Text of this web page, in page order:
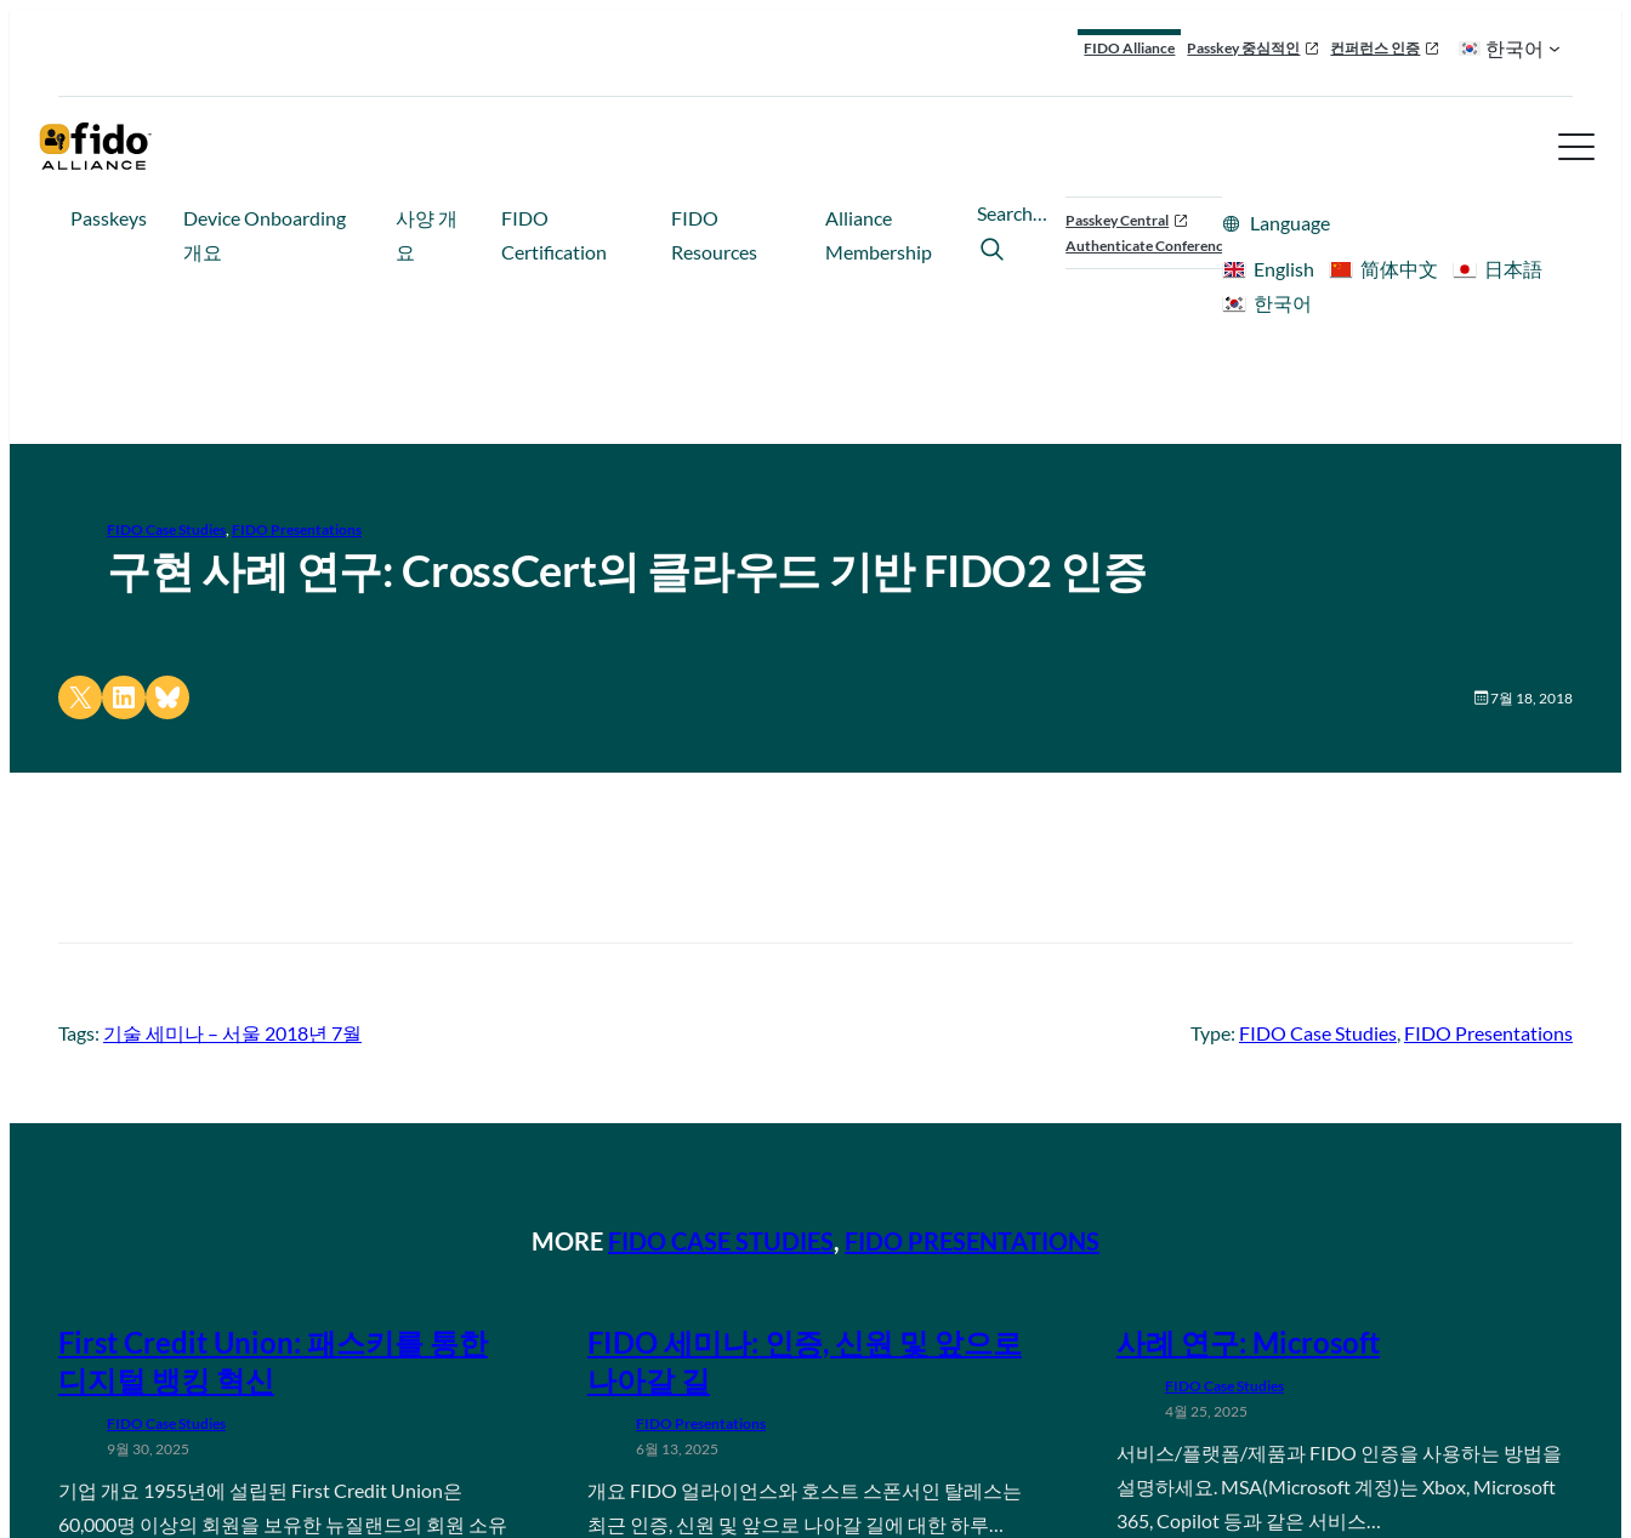
FIDO Alliance Passkey 중심적인 컨퍼런스 인증 한국어
Passkeys
Device Onboarding
개요
사양 개
요
FIDO
Certification
FIDO
Resources
Alliance
Membership
Search…
Passkey Central
Authenticate Conference
Language
English
简体中文
日本語
한국어
FIDO Case Studies, FIDO Presentations
구현 사례 연구: CrossCert의 클라우드 기반 FIDO2 인증
Share on X Share on LinkedIn
Share on Bluesky 7월 18, 2018
Tags: 기술 세미나 – 서울 2018년 7월 Type: FIDO Case Studies, FIDO Presentations
MORE FIDO CASE STUDIES, FIDO PRESENTATIONS
First Credit Union: 패스키를 통한
디지털 뱅킹 혁신
FIDO Case Studies
9월 30, 2025
기업 개요 1955년에 설립된 First Credit Union은
60,000명 이상의 회원을 보유한 뉴질랜드의 회원 소유
FIDO 세미나: 인증, 신원 및 앞으로
나아갈 길
FIDO Presentations
6월 13, 2025
개요 FIDO 얼라이언스와 호스트 스폰서인 탈레스는
최근 인증, 신원 및 앞으로 나아갈 길에 대한 하루…
사례 연구: Microsoft
FIDO Case Studies
4월 25, 2025
서비스/플랫폼/제품과 FIDO 인증을 사용하는 방법을
설명하세요. MSA(Microsoft 계정)는 Xbox, Microsoft
365, Copilot 등과 같은 서비스…